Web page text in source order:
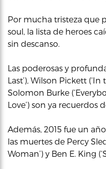
Por mucha tristeza que
soul, la lista de heroes
sin descanso.
Las poderosas y
Last’), Wilson Pickett
Solomon Burke
Love’) son ya recuerdos
Además, 2015 fue un
las muertes de Percy
Woman’) y Ben E. King